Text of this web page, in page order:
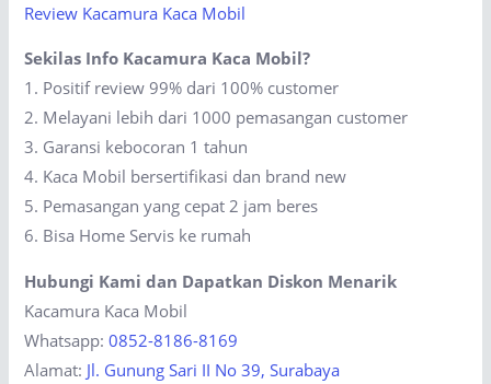
Review Kacamura Kaca Mobil
Sekilas Info Kacamura Kaca Mobil?
1. Positif review 99% dari 100% customer
2. Melayani lebih dari 1000 pemasangan customer
3. Garansi kebocoran 1 tahun
4. Kaca Mobil bersertifikasi dan brand new
5. Pemasangan yang cepat 2 jam beres
6. Bisa Home Servis ke rumah
Hubungi Kami dan Dapatkan Diskon Menarik
Kacamura Kaca Mobil
Whatsapp:0852-8186-8169
Alamat: Jl. Gunung Sari II No 39, Surabaya